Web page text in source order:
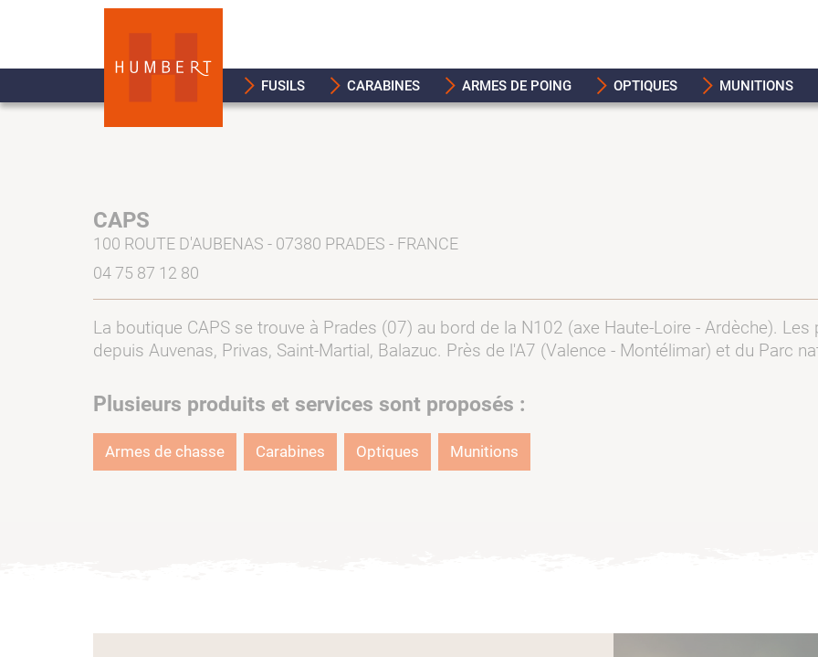
FUSILS CARABINES ARMES DE POING OPTIQUES MUNITIONS
CAPS
100 ROUTE D'AUBENAS - 07380 PRADES - FRANCE
04 75 87 12 80
La boutique CAPS se trouve à Prades (07) au bord de la N102 (axe Haute-Loire - Ardèche).
depuis Auvenas, Privas, Saint-Martial, Balazuc. Près de l'A7 (Valence - Montélimar) et du Parc
Plusieurs produits et services sont proposés :
Armes de chasse Carabines Optiques Munitions